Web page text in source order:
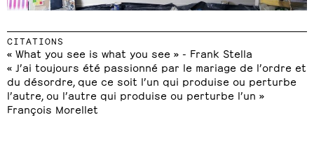
CITATIONS
« What you see is what you see » - Frank Stella
« J’ai toujours été passionné par le mariage de l’ordre et
du désordre, que ce soit l’un qui produise ou perturbe
l’autre, ou l’autre qui produise ou perturbe l’un »
François Morellet